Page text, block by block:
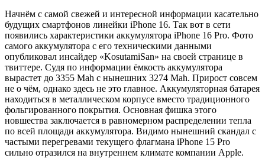
Начнём с самой свежей и интересной информации касательно
будущих смартфонов линейки iPhone 16. Так вот в сети
появились характеристики аккумулятора iPhone 16 Pro. Фото
самого аккумулятора с его техническими данными
опубликовал инсайдер «KosutamiSan» на своей странице в
твиттере. Судя по информации ёмкость аккумулятора
вырастет до 3355 Mah с нынешних 3274 Mah. Прирост совсем
не о чём, однако здесь не это главное. Аккумуляторная батарея
находиться в металлическом корпусе вместо традиционного
фольгированного покрытия. Основная фишка этого
новшества заключается в равномерном распределении тепла
по всей площади аккумулятора. Видимо нынешний скандал с
частыми перегревами текущего флагмана iPhone 15 Pro
сильно отразился на внутреннем климате компании Apple.